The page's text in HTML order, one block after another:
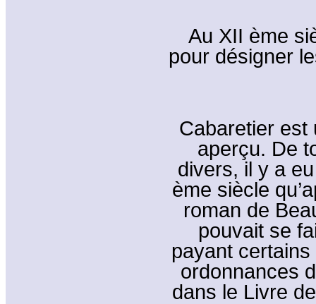
Au XII ème
pour désigner
Cabaretier est
aperçu. De
divers, il y a
ème siècle
roman de
pouvait se
payant
ordonnances
dans le Livre